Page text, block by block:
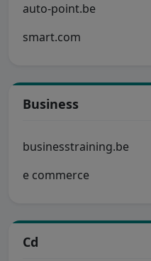
auto-point.be
smart.com
Business
businesstraining.be
e commerce
Cd